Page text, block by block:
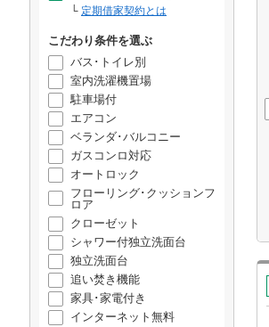
定期借家契約とは
こだわり条件を選ぶ
バス･トイレ別
室内洗濯機置場
駐車場付
エアコン
ベランダ･バルコニー
ガスコンロ対応
オートロック
フローリング･クッションフ
ロア
クローゼット
シャワー付独立洗面台
独立洗面台
追い焚き機能
家具･家電付き
インターネット無料